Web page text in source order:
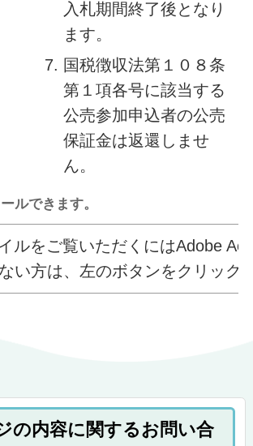
入札期間終了後となり
ます。
国税徴収法第１０８条
第１項各号に該当する
公売参加申込者の公売
保証金は返還しませ
ん。
ルできます。
ルをご覧いただくにはAdobe
い方は、左のボタンをクリック
の内容に関するお問い合